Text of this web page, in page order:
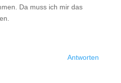
Da muss ich mir das
Antworten